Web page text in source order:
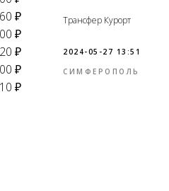
₽
₽
₽
₽
₽
Трансфер Курорт
2024-05-27 13:51
СИМФЕРОПОЛЬ